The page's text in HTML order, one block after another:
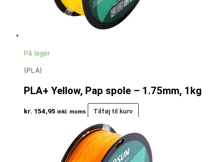
På lager
(PLA)
PLA+ Yellow, Pap spole – 1.75mm, 1kg
kr. 154,95 inkl. moms Tilføj til kurv